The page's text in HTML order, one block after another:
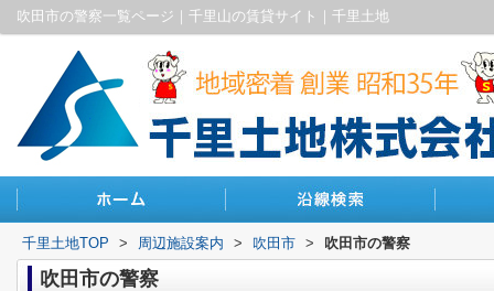
吹田市の警察一覧ページ｜千里山の賃貸サイト｜千里土地
千里土地TOP > 周辺施設案内 > 吹田市 > 吹田市の警察
吹田市の警察